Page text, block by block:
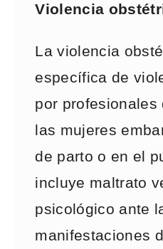
Violencia
La violencia
específica de
por
las mujeres
de parto o en el
incluye maltrato
psicológico ante
manifestaciones